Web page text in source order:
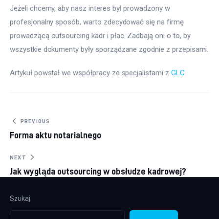
Jeżeli chcemy, aby nasz interes był prowadzony w
profesjonalny sposób, warto zdecydować się na firmę
prowadzącą outsourcing kadr i płac. Zadbają oni o to, by
wszystkie dokumenty były sporządzane zgodnie z przepisami.
Artykuł powstał we współpracy ze specjalistami z GLC
Nawigacja wpisu
PREVIOUS
Forma aktu notarialnego
NEXT
Jak wygląda outsourcing w obsłudze kadrowej?
Szukaj